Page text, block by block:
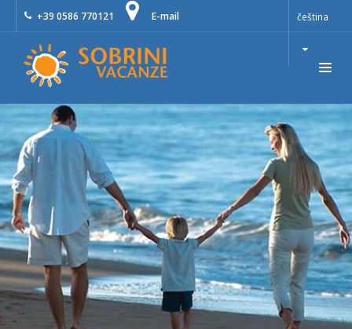
čeština
+39 0586 770121 E-mail